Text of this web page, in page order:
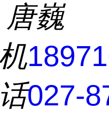
唐巍
027-